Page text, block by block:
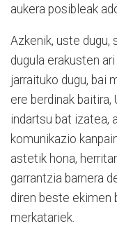
aukera posibleak
Azkenik, uste dugu,
dugula erakusten
jarraituko dugu, bai
ere berdinak
indartsu bat izatea,
komunikazio
astetik hona,
garrantzia barnera
diren beste ekimen
merkatariek.